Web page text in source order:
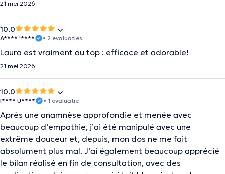
21 mei 2026
10.0
A**** '**** • 2 evaluaties
Laura est vraiment au top : efficace et adorable!
21 mei 2026
10.0
I**** U**** • 1 evaluatie
Après une anamnèse approfondie et menée avec
beaucoup d’empathie, j’ai été manipulé avec une
extrême douceur et, depuis, mon dos ne me fait
absolument plus mal. J’ai également beaucoup apprécié
le bilan réalisé en fin de consultation, avec des